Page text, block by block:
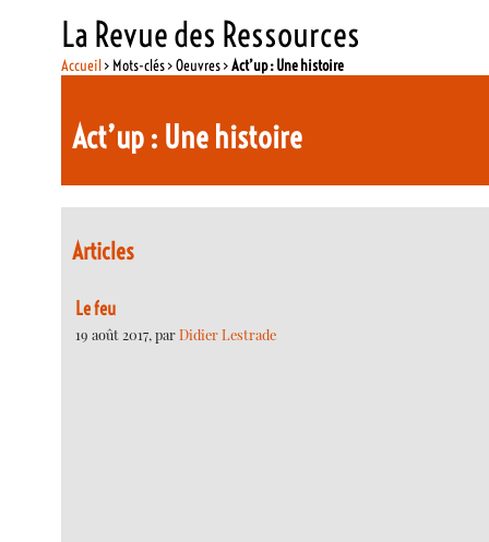
La Revue des Ressources
Accueil> Mots-clés > Oeuvres >Act’up : Une histoire
Act’up : Une histoire
Articles
Le feu
19 août 2017, parDidier Lestrade